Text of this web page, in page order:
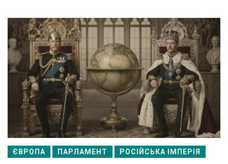
ЄВРОПА ПАРЛАМЕНТ РОСІЙСЬКА ІМПЕРІЯ